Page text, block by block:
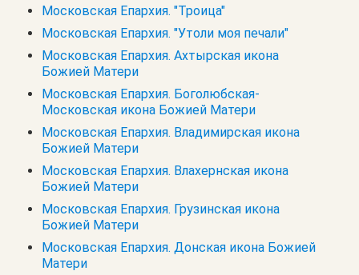
Московская Епархия. "Троица"
Московская Епархия. "Утоли моя печали"
Московская Епархия. Ахтырская икона
Божией Матери
Московская Епархия. Боголюбская-
Московская икона Божией Матери
Московская Епархия. Владимирская икона
Божией Матери
Московская Епархия. Влахернская икона
Божией Матери
Московская Епархия. Грузинская икона
Божией Матери
Московская Епархия. Донская икона Божией
Матери